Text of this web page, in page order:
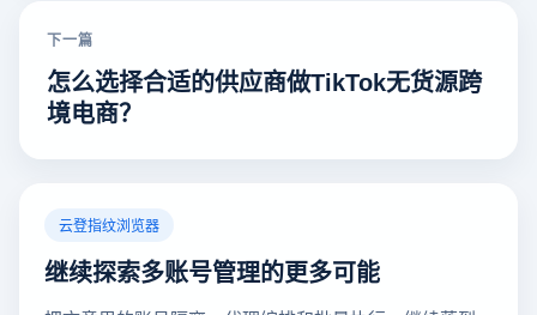
下一篇
怎么选择合适的供应商做TikTok无货源跨
境电商？
云登指纹浏览器
继续探索多账号管理的更多可能